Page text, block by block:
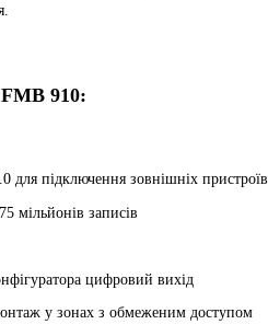
910:
підключення зовнішніх пристроїв
мільйонів записів
цифровий вихід
у зонах з обмеженим доступом